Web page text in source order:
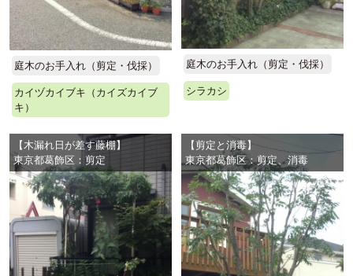
庭木のお手入れ（剪定・伐採）
カイヅカイブキ（カイズカイブ
キ）
庭木のお手入れ（剪定・伐採）
シラカシ
【木漏れ日が差す藤棚】
東京都葛飾区：剪定
【剪定と消毒】
東京都葛飾区：剪定、消毒